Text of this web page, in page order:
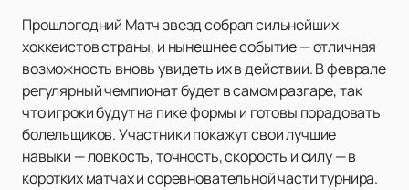
Прошлогодний Матч звезд собрал сильнейших
хоккеистов страны, и нынешнее событие — отличная
возможность вновь увидеть их в действии. В феврале
регулярный чемпионат будет в самом разгаре, так
что игроки будут на пике формы и готовы порадовать
болельщиков. Участники покажут свои лучшие
навыки — ловкость, точность, скорость и силу — в
коротких матчах и соревновательной части турнира.